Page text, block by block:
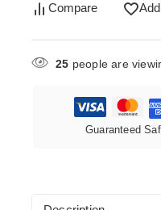
Compare
25 people are
Guaranteed